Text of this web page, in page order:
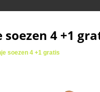
soezen 4 +1
soezen 4 +1 gratis